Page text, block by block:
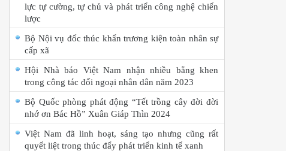
lực tự cường, tự chủ và phát triển công nghệ chiến
lược
Bộ Nội vụ đốc thúc khẩn trương kiện toàn nhân sự
cấp xã
Hội Nhà báo Việt Nam nhận nhiều bằng khen
trong công tác đối ngoại nhân dân năm 2023
Bộ Quốc phòng phát động “Tết trồng cây đời đời
nhớ ơn Bác Hồ” Xuân Giáp Thìn 2024
Việt Nam đã linh hoạt, sáng tạo nhưng cũng rất
quyết liệt trong thúc đẩy phát triển kinh tế xanh